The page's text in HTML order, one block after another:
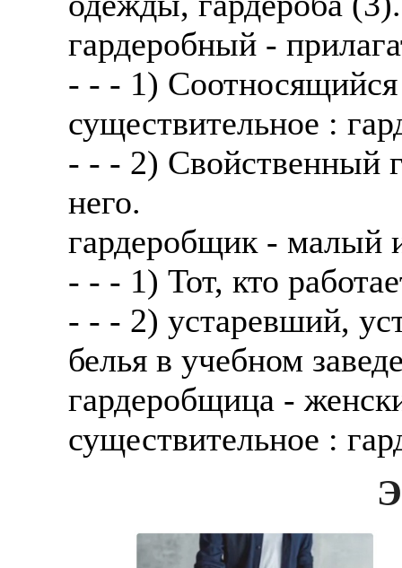
гардеробный -
- - - 1)
существительное :
- - - 2) Свойственный
него.
гардеробщик - малый
- - - 1) Тот, кто
- - - 2) устаревший,
белья в учебном
гардеробщица -
существительное :